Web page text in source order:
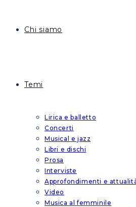
Chi siamo
Temi
Lirica e balletto
Concerti
Musical e jazz
Libri e dischi
Prosa
Interviste
Approfondimenti e
Video
Musica al femminile